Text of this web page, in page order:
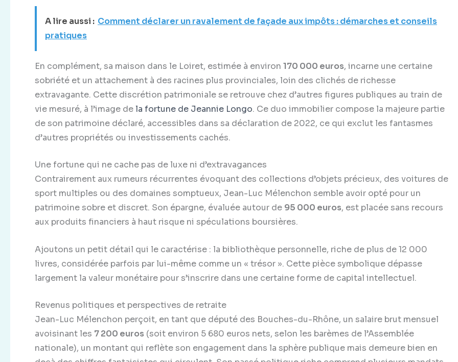
A lire aussi : Comment déclarer un ravalement de façade aux impôts : démarches et conseils
pratiques
En complément, sa maison dans le Loiret, estimée à environ 170 000 euros, incarne une certaine
sobriété et un attachement à des racines plus provinciales, loin des clichés de richesse
extravagante. Cette discrétion patrimoniale se retrouve chez d’autres figures publiques au train de
vie mesuré, à l’image dela fortune de Jeannie Longo. Ce duo immobilier compose la majeure partie
de son patrimoine déclaré, accessibles dans sa déclaration de 2022, ce qui exclut les fantasmes
d’autres propriétés ou investissements cachés.
Une fortune qui ne cache pas de luxe ni d’extravagances
Contrairement aux rumeurs récurrentes évoquant des collections d’objets précieux, des voitures de
sport multiples ou des domaines somptueux, Jean-Luc Mélenchon semble avoir opté pour un
patrimoine sobre et discret. Son épargne, évaluée autour de 95 000 euros, est placée sans recours
aux produits financiers à haut risque ni spéculations boursières.
Ajoutons un petit détail qui le caractérise : la bibliothèque personnelle, riche de plus de 12 000
livres, considérée parfois par lui-même comme un « trésor ». Cette pièce symbolique dépasse
largement la valeur monétaire pour s’inscrire dans une certaine forme de capital intellectuel.
Revenus politiques et perspectives de retraite
Jean-Luc Mélenchon perçoit, en tant que député des Bouches-du-Rhône, un salaire brut mensuel
avoisinant les 7 200 euros (soit environ 5 680 euros nets, selon les barèmes de l’Assemblée
nationale), un montant qui reflète son engagement dans la sphère publique mais demeure bien en